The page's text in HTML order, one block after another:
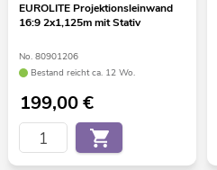
EUROLITE Projektionsleinwand
16:9 2x1,125m mit Stativ
No. 80901206
Bestand reicht ca. 12 Wo.
199,00€